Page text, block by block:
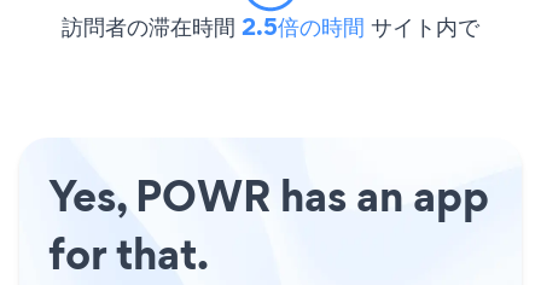
訪問者の滞在時間 2.5倍の時間 サイト内で
Yes, POWR has an app
for that.